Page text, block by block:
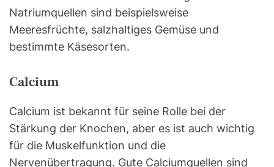
Natriumquellen sind beispielsweise
Meeresfrüchte, salzhaltiges Gemüse und
bestimmte Käsesorten.
Calcium
Calcium ist bekannt für seine Rolle bei der
Stärkung der Knochen, aber es ist auch wichtig
für die Muskelfunktion und die
Nervenübertragung. Gute Calciumquellen sind